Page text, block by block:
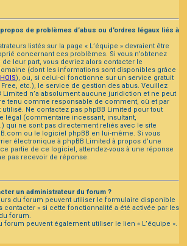
de problèmes d’abus ou d’ordres légaux liés à
listés sur la page « L’équipe » devraient être
concernant ces problèmes. Si vous n’obtenez
leur part, vous devriez alors contacter le
(dont les informations sont disponibles grâce
), ou, si celui-ci fonctionne sur un service gratuit
etc.), le service de gestion des abus. Veuillez
Limited n’a absolument aucune juridiction et ne peut
tenu comme responsable de comment, où et par
Ne contactez pas phpBB Limited pour tout
légal (commentaire incessant, insultant,
qui ne sont pas directement reliés avec le site
ou le logiciel phpBB en lui-même. Si vous
électronique à phpBB Limited à propos d’une
partie de ce logiciel, attendez-vous à une réponse
pas recevoir de réponse.
un administrateur du forum ?
du forum peuvent utiliser le formulaire disponible
contacter » si cette fonctionnalité a été activée par les
forum.
forum peuvent également utiliser le lien « L’équipe ».